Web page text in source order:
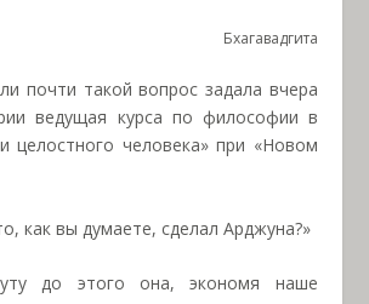
Бхагавадгита
почти такой вопрос задала вчера
ведущая курса по философии в
целостного человека» при «Новом
как вы думаете, сделал Арджуна?»
до этого она, экономя наше